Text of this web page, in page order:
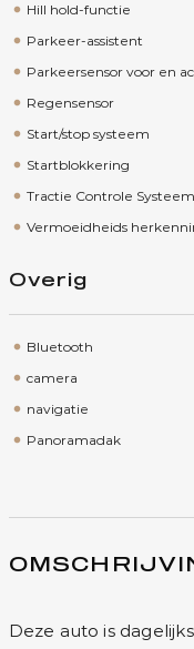
Hill hold-functie
Parkeer-assistent
Parkeersensor voor en
Regensensor
Start/stop systeem
Startblokkering
Tractie Controle Systeem
Vermoeidheids
Overig
Bluetooth
camera
navigatie
Panoramadak
Deze auto is